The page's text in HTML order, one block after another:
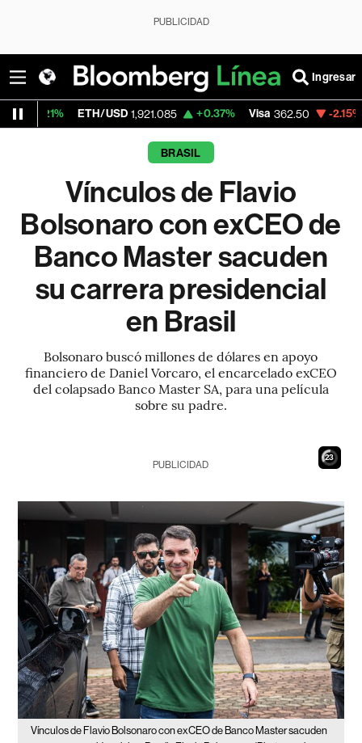
PUBLICIDAD
Ingresar
ETH/USD 1,921.085 +0.37% Visa 362.50 -2.15%
BRASIL
Vínculos de Flavio
Bolsonaro con exCEO de
Banco Master sacuden
su carrera presidencial
en Brasil
Bolsonaro buscó millones de dólares en apoyo
financiero de Daniel Vorcaro, el encarcelado exCEO
del colapsado Banco Master SA, para una película
sobre su padre.
21
PUBLICIDAD
Vínculos de Flavio Bolsonaro con exCEO de Banco Master sacuden